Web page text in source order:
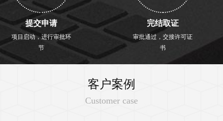
提交申请
项目启动，进行审批环
节
完结取证
审批通过，交接许可证
书
客户案例
Customer case